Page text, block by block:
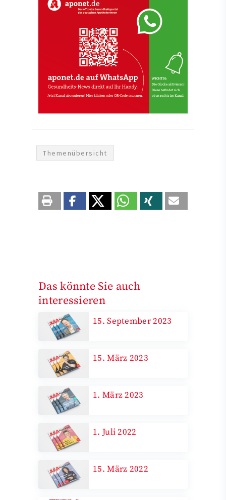
Themenübersicht
Das könnte Sie auch
interessieren
15. September 2023
15. März 2023
1. März 2023
1. Juli 2022
15. März 2022